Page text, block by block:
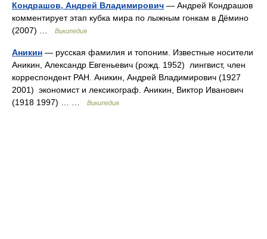
Кондрашов, Андрей Владимирович — Андрей Кондрашов
комментирует этап кубка мира по лыжным гонкам в Дёмино
(2007) …
Википедия
Аникин — русская фамилия и топоним. Известные носители
Аникин, Александр Евгеньевич (рожд. 1952) лингвист, член
корреспондент РАН. Аникин, Андрей Владимирович (1927
2001) экономист и лексикограф. Аникин, Виктор Иванович
(1918 1997) … …
Википедия